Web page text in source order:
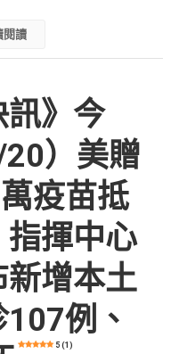
閱讀
訊》今
20）美贈
疫苗抵
指揮中心
新增本土
例、
5 (1)